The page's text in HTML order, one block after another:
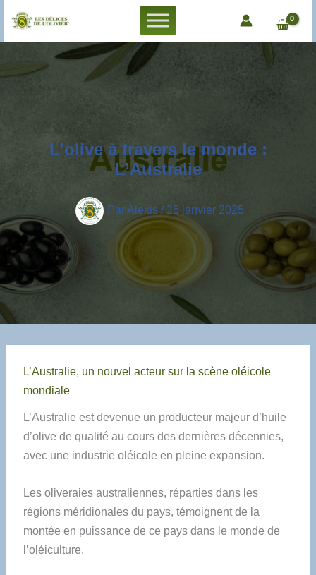
Aller
L’olive à travers le monde :
L’Australie
ParAlexis/25 janvier 2025
L’Australie, un nouvel acteur sur la scène oléicole
mondiale
L’Australie est devenue un producteur majeur d’huile
d’olive de qualité au cours des dernières décennies,
avec une industrie oléicole en pleine expansion.
Les oliveraies australiennes, réparties dans les
régions méridionales du pays, témoignent de la
montée en puissance de ce pays dans le monde de
l’oléiculture.